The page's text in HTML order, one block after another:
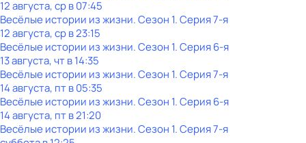
12 августа, ср в 07:45
Весёлые истории из жизни. Сезон 1. Серия 7-я
12 августа, ср в 23:15
Весёлые истории из жизни. Сезон 1. Серия 6-я
13 августа, чт в 14:35
Весёлые истории из жизни. Сезон 1. Серия 7-я
14 августа, пт в 05:35
Весёлые истории из жизни. Сезон 1. Серия 6-я
14 августа, пт в 21:20
Весёлые истории из жизни. Сезон 1. Серия 7-я